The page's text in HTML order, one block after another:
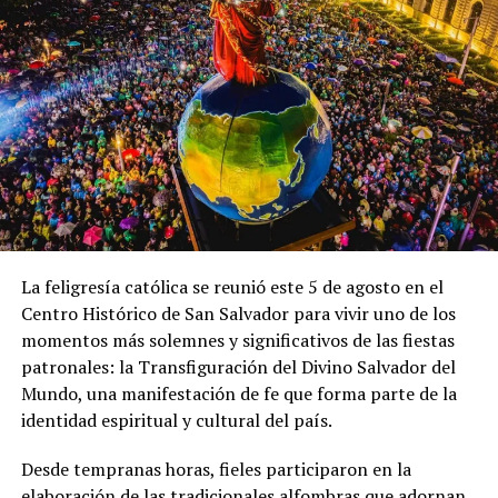
La feligresía católica se reunió este 5 de agosto en el
Centro Histórico de San Salvador para vivir uno de los
momentos más solemnes y significativos de las fiestas
patronales: la Transfiguración del Divino Salvador del
Mundo, una manifestación de fe que forma parte de la
identidad espiritual y cultural del país.
Desde tempranas horas, fieles participaron en la